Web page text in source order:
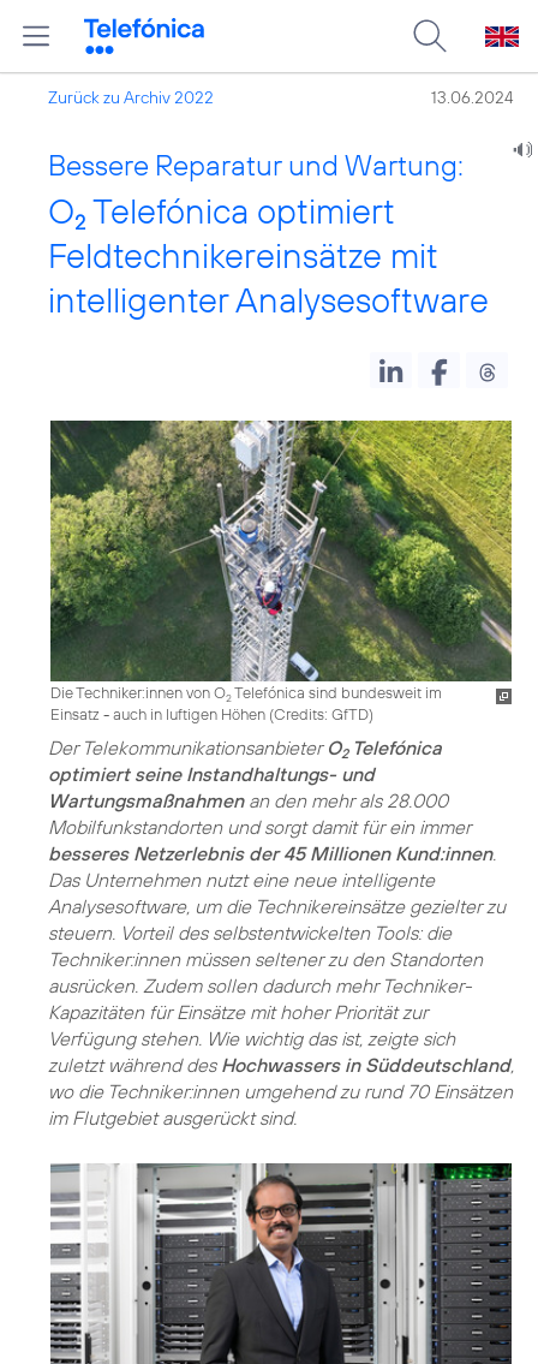
Zurück zu Archiv 2022 13.06.2024
Bessere Reparatur und Wartung:
O2 Telefónica optimiert
Feldtechnikereinsätze mit
intelligenter Analysesoftware
Die Techniker:innen von O2Telefónica sind bundesweit im
Einsatz - auch in luftigen Höhen (Credits: GfTD)
Der Telekommunikationsanbieter O2Telefónica
optimiert seine Instandhaltungs- und
Wartungsmaßnahmenan den mehr als 28.000
Mobilfunkstandorten und sorgt damit für ein immer
besseres Netzerlebnis der 45 Millionen Kund:innen.
Das Unternehmen nutzt eine neue intelligente
Analysesoftware, um die Technikereinsätze gezielter zu
steuern. Vorteil des selbstentwickelten Tools: die
Techniker:innen müssen seltener zu den Standorten
ausrücken. Zudem sollen dadurch mehr Techniker-
Kapazitäten für Einsätze mit hoher Priorität zur
Verfügung stehen. Wie wichtig das ist, zeigte sich
zuletzt während des Hochwassers in Süddeutschland,
wo die Techniker:innen umgehend zu rund 70 Einsätzen
im Flutgebiet ausgerückt sind.